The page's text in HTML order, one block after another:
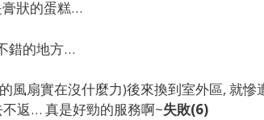
狀的蛋糕…
錯的地方…
風扇實在沒什麼力)後來換到室外區, 就慘
返… 真是好勁的服務啊~失敗(6)